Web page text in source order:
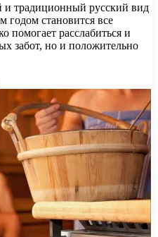
и традиционный русский вид
годом становится все
помогает расслабиться и
забот, но и положительно